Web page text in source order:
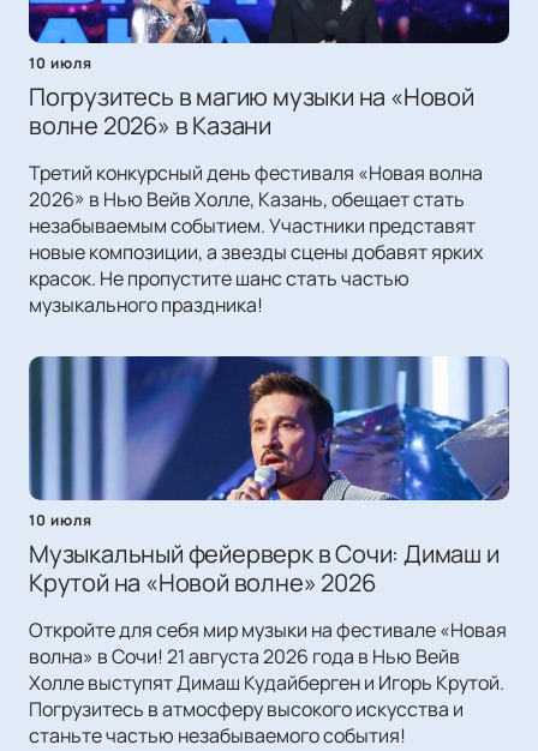
10 июля
Погрузитесь в магию музыки на «Новой
волне 2026» в Казани
Третий конкурсный день фестиваля «Новая волна
2026» в Нью Вейв Холле, Казань, обещает стать
незабываемым событием. Участники представят
новые композиции, а звезды сцены добавят ярких
красок. Не пропустите шанс стать частью
музыкального праздника!
10 июля
Музыкальный фейерверк в Сочи: Димаш и
Крутой на «Новой волне» 2026
Откройте для себя мир музыки на фестивале «Новая
волна» в Сочи! 21 августа 2026 года в Нью Вейв
Холле выступят Димаш Кудайберген и Игорь Крутой.
Погрузитесь в атмосферу высокого искусства и
станьте частью незабываемого события!